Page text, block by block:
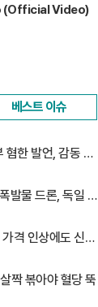
(Official Video)
베스트 이슈
혐한 발언, 감동 찬
발물 드론, 독일 대
격 인상에도 신기
짝 볶아야 혈당 뚝